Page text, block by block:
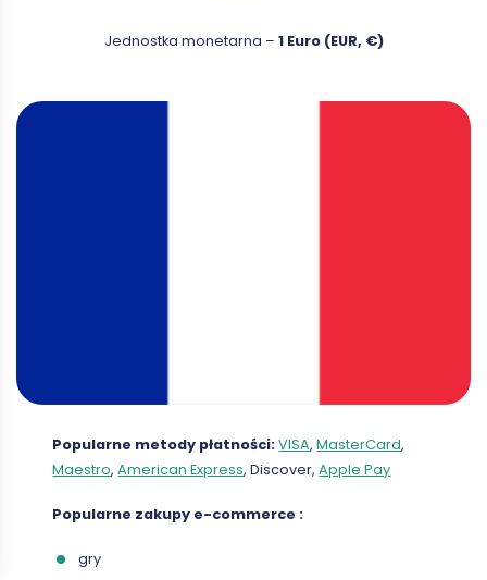
Jednostka monetarna – 1 Euro (EUR, €)
Popularne metody płatności:VISA,MasterCard,
Maestro,American Express, Discover,Apple Pay
Popularne zakupy e-commerce :
gry